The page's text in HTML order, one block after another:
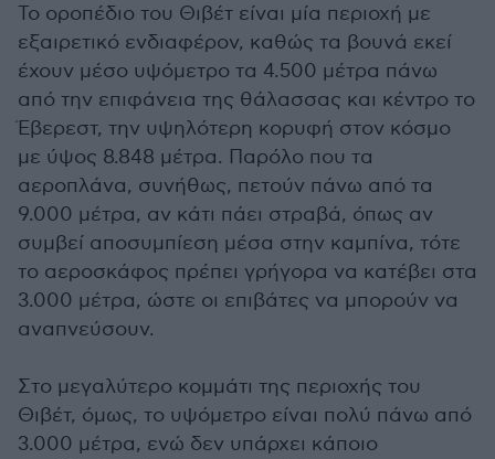
Το οροπέδιο του Θιβέτ είναι μία περιοχή με
εξαιρετικό ενδιαφέρον, καθώς τα βουνά εκεί
έχουν μέσο υψόμετρο τα 4.500 μέτρα πάνω
από την επιφάνεια της θάλασσας και κέντρο το
Έβερεστ, την υψηλότερη κορυφή στον κόσμο
με ύψος 8.848 μέτρα. Παρόλο που τα
αεροπλάνα, συνήθως, πετούν πάνω από τα
9.000 μέτρα, αν κάτι πάει στραβά, όπως αν
συμβεί αποσυμπίεση μέσα στην καμπίνα, τότε
το αεροσκάφος πρέπει γρήγορα να κατέβει στα
3.000 μέτρα, ώστε οι επιβάτες να μπορούν να
αναπνεύσουν.
Στο μεγαλύτερο κομμάτι της περιοχής του
Θιβέτ, όμως, το υψόμετρο είναι πολύ πάνω από
3.000 μέτρα, ενώ δεν υπάρχει κάποιο